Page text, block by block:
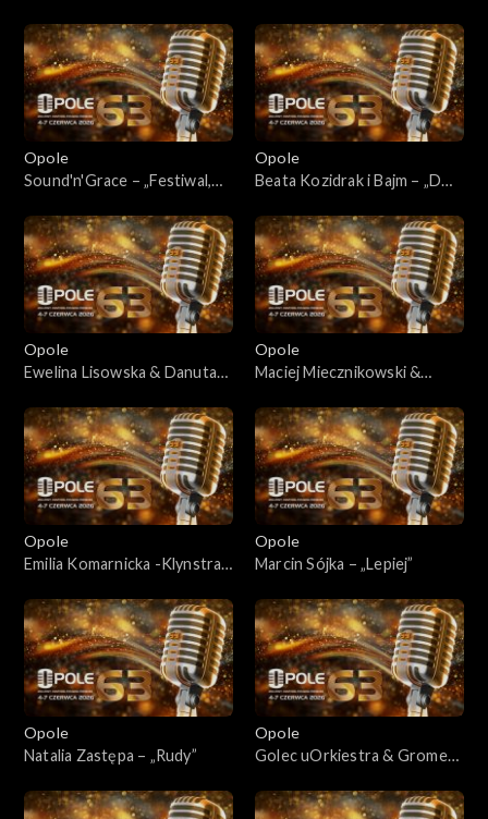
Opole
Sound'n'Grace – „Festiwal,
Opole
Beata Kozidrak i Bajm – „Dwa
armia”
Opole
Ewelina Lisowska & Danuta
Opole
Maciej Miecznikowski &
portret”
Opole
Emilia Komarnicka -Klynstra i
– „Jutro możemy być
szczęśliwi”
Opole
Marcin Sójka – „Lepiej”
Opole
Natalia Zastępa – „Rudy”
Opole
Golec uOrkiestra & Gromee